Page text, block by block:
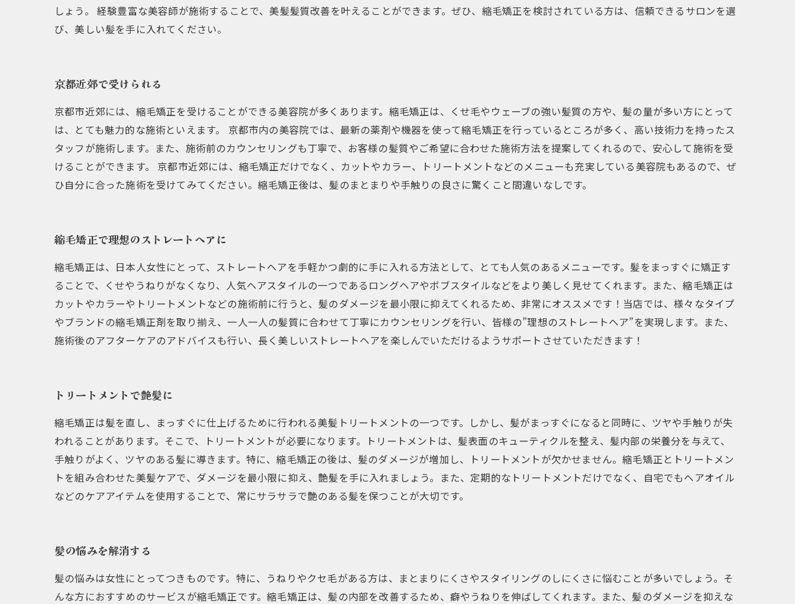
しょう。 経験豊富な美容師が施術することで、美髪髪質改善を叶えることができます。ぜひ、縮毛矯正を検討されている方は、信頼できるサロンを選
び、美しい髪を手に入れてください。
京都近郊で受けられる
京都市近郊には、縮毛矯正を受けることができる美容院が多くあります。縮毛矯正は、くせ毛やウェーブの強い髪質の方や、髪の量が多い方にとって
は、とても魅力的な施術といえます。 京都市内の美容院では、最新の薬剤や機器を使って縮毛矯正を行っているところが多く、高い技術力を持ったス
タッフが施術します。また、施術前のカウンセリングも丁寧で、お客様の髪質やご希望に合わせた施術方法を提案してくれるので、安心して施術を受
けることができます。 京都市近郊には、縮毛矯正だけでなく、カットやカラー、トリートメントなどのメニューも充実している美容院もあるので、ぜ
ひ自分に合った施術を受けてみてください。縮毛矯正後は、髪のまとまりや手触りの良さに驚くこと間違いなしです。
縮毛矯正で理想のストレートヘアに
縮毛矯正は、日本人女性にとって、ストレートヘアを手軽かつ劇的に手に入れる方法として、とても人気のあるメニューです。髪をまっすぐに矯正す
ることで、くせやうねりがなくなり、人気ヘアスタイルの一つであるロングヘアやボブスタイルなどをより美しく見せてくれます。また、縮毛矯正は
カットやカラーやトリートメントなどの施術前に行うと、髪のダメージを最小限に抑えてくれるため、非常にオススメです！当店では、様々なタイプ
やブランドの縮毛矯正剤を取り揃え、一人一人の髪質に合わせて丁寧にカウンセリングを行い、皆様の”理想のストレートヘア”を実現します。また、
施術後のアフターケアのアドバイスも行い、長く美しいストレートヘアを楽しんでいただけるようサポートさせていただきます！
トリートメントで艶髪に
縮毛矯正は髪を直し、まっすぐに仕上げるために行われる美髪トリートメントの一つです。しかし、髪がまっすぐになると同時に、ツヤや手触りが失
われることがあります。そこで、トリートメントが必要になります。トリートメントは、髪表面のキューティクルを整え、髪内部の栄養分を与えて、
手触りがよく、ツヤのある髪に導きます。特に、縮毛矯正の後は、髪のダメージが増加し、トリートメントが欠かせません。縮毛矯正とトリートメン
トを組み合わせた美髪ケアで、ダメージを最小限に抑え、艶髪を手に入れましょう。また、定期的なトリートメントだけでなく、自宅でもヘアオイル
などのケアアイテムを使用することで、常にサラサラで艶のある髪を保つことが大切です。
髪の悩みを解消する
髪の悩みは女性にとってつきものです。特に、うねりやクセ毛がある方は、まとまりにくさやスタイリングのしにくさに悩むことが多いでしょう。そ
んな方におすすめのサービスが縮毛矯正です。縮毛矯正は、髪の内部を改善するため、癖やうねりを伸ばしてくれます。また、髪のダメージを抑えな